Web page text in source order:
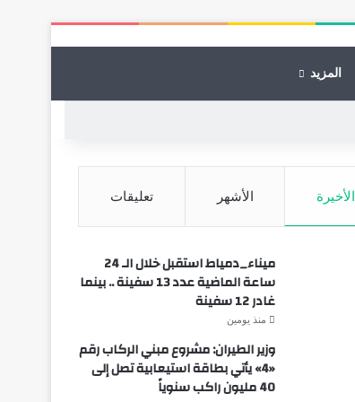
المزيد
الأخيرة الأشهر تعليقات
ميناء_دمياط استقبل خلال الـ 24
ساعة الماضية عدد 13 سفينة .. بينما
غادر 12 سفينة
منذ يومين
وزير الطيران: مشروع مبني الركاب رقم
«4» يأتي بطاقة استيعابية تصل إلى
40 مليون راكب سنوياً